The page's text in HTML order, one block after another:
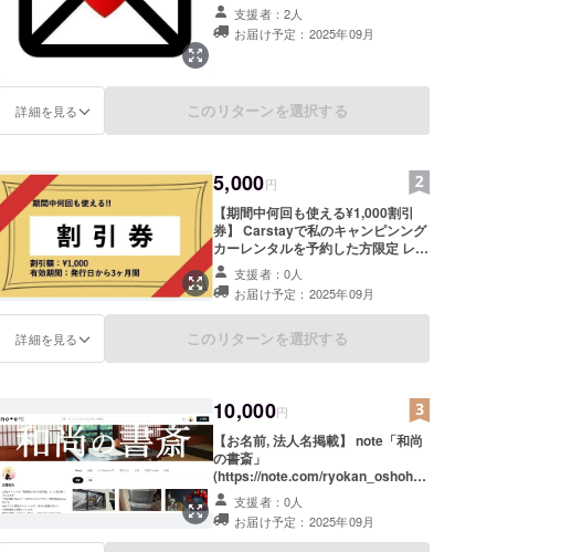
支援者：2人
お届け予定：2025年09月
詳細を見る このリターンを選択する
5,000円
【期間中何回も使える¥1,000割引
券】 Carstayで私のキャンピンング
カーレンタルを予約した方限定 レン
タル料金から¥1,000割引いたしま
す。 ・保険料とシステム利用料は除
きます。 ・他の割引券との併用はで
きません。 ・サービス開始日に割引
券をご提示ください。 ・サービス開
間
支援者：0人
お届け予定：2025年09月
詳細を見る このリターンを選択する
10,000円
【お名前, 法人名掲載】 note「和尚
の書斎」
(https://note.com/ryokan_oshoh)
に クラウドファンディングに関する
記事を掲載し そこに支援者様のお名
前(ニックネーム)や法人名(ブランド
名)を掲載します。 [ご注意] このお
支援者：0人
お届け予定：2025年09月